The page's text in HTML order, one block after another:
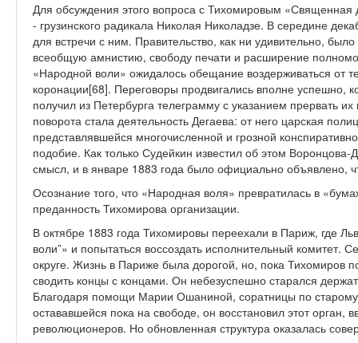
Для обсуждения этого вопроса с Тихомировым «Священная
- грузинского радикала Николая Николадзе. В середине
для встречи с ним. Правительство, как ни удивительно,
всеобщую амнистию, свободу печати и расширение
«Народной воли» ожидалось обещание воздерживаться от
коронации[68]. Переговоры продвигались вполне успешно,
получил из Петербурга телеграмму с указанием прервать
поворота стала деятельность Дегаева: от него царская
представлявшейся многочисленной и грозной
подобие. Как только Судейкин известил об этом
смысл, и в январе 1883 года было официально объявлено,
Осознание того, что «Народная воля» превратилась в
преданность Тихомирова организации.
В октябре 1883 года Тихомировы переехали в Париж, где
воли”» и попытаться воссоздать исполнительный комитет.
округе. Жизнь в Париже была дорогой, но, пока Тихомиров
сводить концы с концами. Он небезуспешно старался
Благодаря помощи Марии Ошаниной, соратницы по старому
остававшейся пока на свободе, он восстановил этот орган,
революционеров. Но обновленная структура оказалась